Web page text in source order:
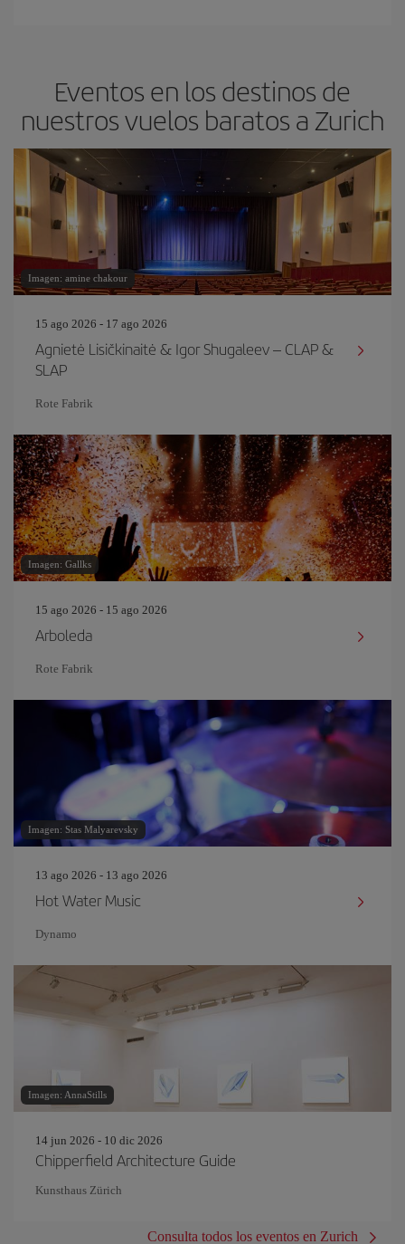
Eventos en los destinos de
nuestros vuelos baratos a Zurich
Imagen: amine chakour
15 ago 2026 - 17 ago 2026
Agnietė Lisičkinaitė & Igor Shugaleev – CLAP &
SLAP
Rote Fabrik
Imagen: Gallks
15 ago 2026 - 15 ago 2026
Arboleda
Rote Fabrik
Imagen: Stas Malyarevsky
13 ago 2026 - 13 ago 2026
Hot Water Music
Dynamo
Imagen: AnnaStills
14 jun 2026 - 10 dic 2026
Chipperfield Architecture Guide
Kunsthaus Zürich
Consulta todos los eventos en Zurich